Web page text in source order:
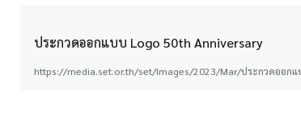
ประกวดออกแบบ Logo 50th Anniversary
https://media.set.or.th/set/Images/2023/Mar/ประกวดออกแ